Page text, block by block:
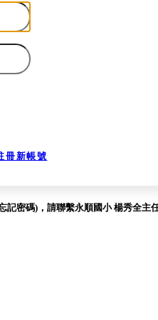
冊新帳號
記密碼)，請聯繫永順國小 楊秀全主